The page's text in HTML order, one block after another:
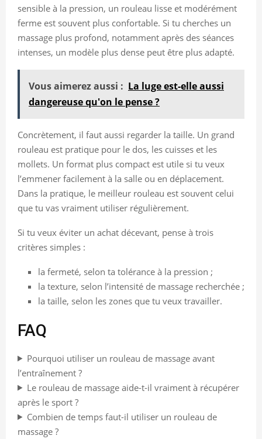
sensible à la pression, un rouleau lisse et modérément
ferme est souvent plus confortable. Si tu cherches un
massage plus profond, notamment après des séances
intenses, un modèle plus dense peut être plus adapté.
Vous aimerez aussi : La luge est-elle aussi
dangereuse qu'on le pense ?
Concrètement, il faut aussi regarder la taille. Un grand
rouleau est pratique pour le dos, les cuisses et les
mollets. Un format plus compact est utile si tu veux
l’emmener facilement à la salle ou en déplacement.
Dans la pratique, le meilleur rouleau est souvent celui
que tu vas vraiment utiliser régulièrement.
Si tu veux éviter un achat décevant, pense à trois
critères simples :
la fermeté, selon ta tolérance à la pression ;
la texture, selon l’intensité de massage recherchée ;
la taille, selon les zones que tu veux travailler.
FAQ
Pourquoi utiliser un rouleau de massage avant
l’entraînement ?
Le rouleau de massage aide-t-il vraiment à récupérer
après le sport ?
Combien de temps faut-il utiliser un rouleau de
massage ?